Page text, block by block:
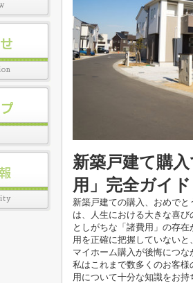
新築戸建て購
用」完全ガイド
新築戸建ての購入、おめで
は、人生における大きな喜
としがちな「諸費用」の存
用を正確に把握していない
マイホーム購入が後悔につな
私はこれまで数多くのお客
用について十分な知識をお